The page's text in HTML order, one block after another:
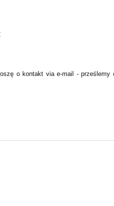
o kontakt via e-mail - prześlemy